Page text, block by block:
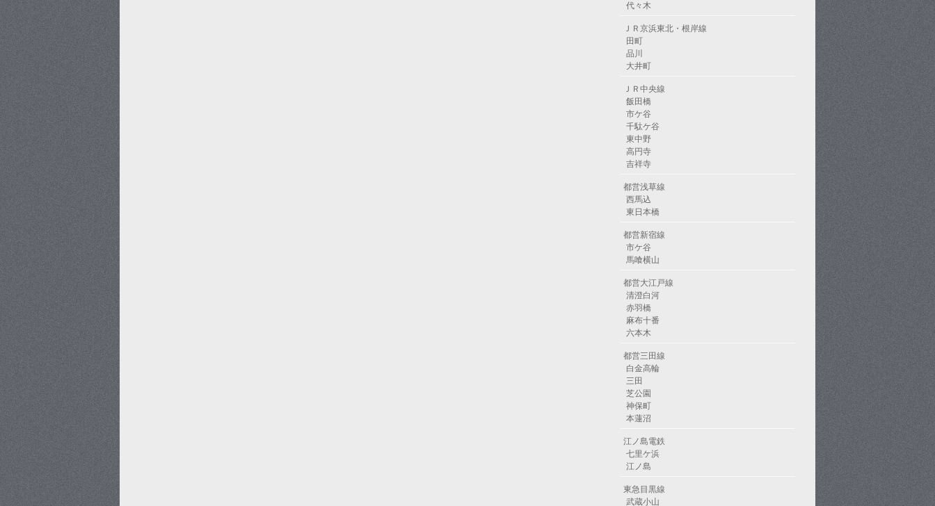
代々木
ＪＲ京浜東北・根岸線
田町
品川
大井町
ＪＲ中央線
飯田橋
市ケ谷
千駄ケ谷
東中野
高円寺
吉祥寺
都営浅草線
西馬込
東日本橋
都営新宿線
市ケ谷
馬喰横山
都営大江戸線
清澄白河
赤羽橋
麻布十番
六本木
都営三田線
白金高輪
三田
芝公園
神保町
本蓮沼
江ノ島電鉄
七里ケ浜
江ノ島
東急目黒線
武蔵小山